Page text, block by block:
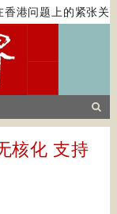
港问题上的紧张关
核化 支持